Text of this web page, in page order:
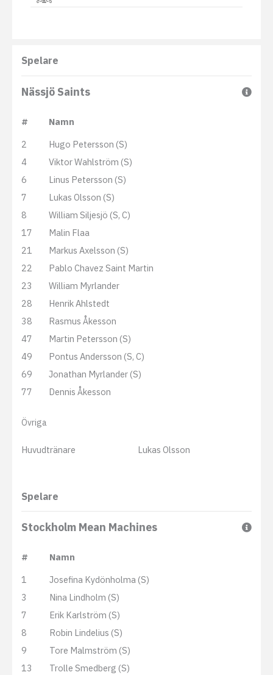
Spelare
Nässjö Saints
#
Namn
2
Hugo Petersson (S)
4
Viktor Wahlström (S)
6
Linus Petersson (S)
7
Lukas Olsson (S)
8
William Siljesjö (S, C)
17
Malin Flaa
21
Markus Axelsson (S)
22
Pablo Chavez Saint Martin
23
William Myrlander
28
Henrik Ahlstedt
38
Rasmus Åkesson
47
Martin Petersson (S)
49
Pontus Andersson (S, C)
69
Jonathan Myrlander (S)
77
Dennis Åkesson
Övriga
Huvudtränare Lukas Olsson
Spelare
Stockholm Mean Machines
#
Namn
1
Josefina Kydönholma (S)
3
Nina Lindholm (S)
7
Erik Karlström (S)
8
Robin Lindelius (S)
9
Tore Malmström (S)
13
Trolle Smedberg (S)